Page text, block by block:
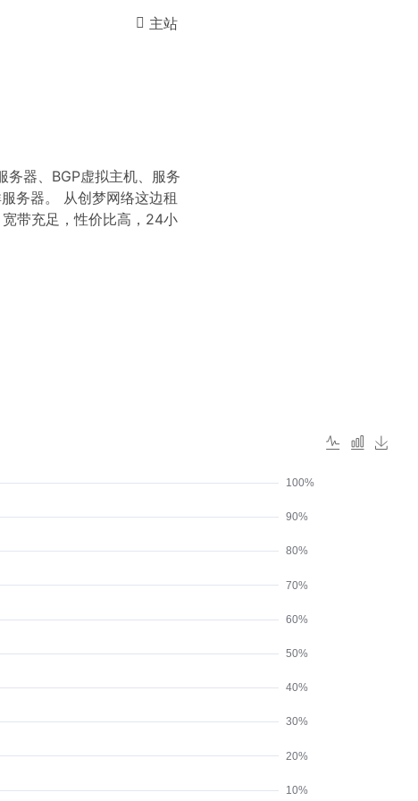
主站
器、BGP虚拟主机、服务
务器。 从创梦网络这边租
带充足，性价比高，24小
10%
20%
30%
40%
50%
60%
70%
80%
90%
100%